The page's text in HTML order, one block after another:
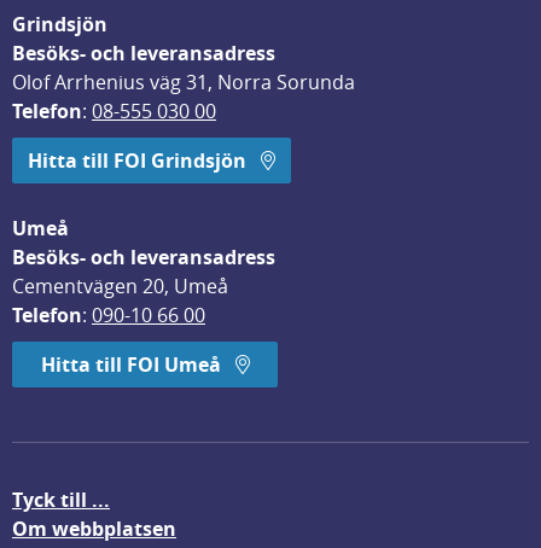
Grindsjön
Besöks- och leveransadress
Olof Arrhenius väg 31, Norra Sorunda
Telefon: 08-555 030 00
Hitta till FOI Grindsjön
Umeå
Besöks- och leveransadress
Cementvägen 20, Umeå
Telefon: 090-10 66 00
Hitta till FOI Umeå
Tyck till ...
Om webbplatsen